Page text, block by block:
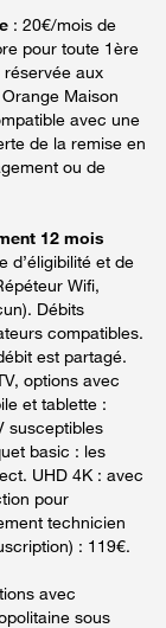
: 20€/mois de
pour toute 1ère
aux
Maison
avec une
de la remise en
ou de
12 mois
d’éligibilité et de
Wifi,
Débits
compatibles.
est partagé.
options avec
et tablette :
susceptibles
basic : les
UHD 4K : avec
pour
technicien
: 119€.
avec
sous